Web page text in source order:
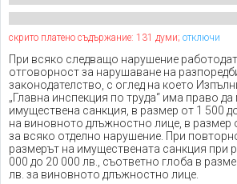
скрито платено съдържание: 131 думи; отключи
При всяко следващо нарушение
отговорност за нарушаване на
законодателство, с оглед на което
„Главна инспекция по труда“ има право
имуществена санкция, в размер от 1 500
на виновното длъжностно лице, в размер
за всяко отделно нарушение. При
размерът на имуществената санкция при
000 до 20 000 лв., съответно глоба в
лв. за виновното длъжностно лице.